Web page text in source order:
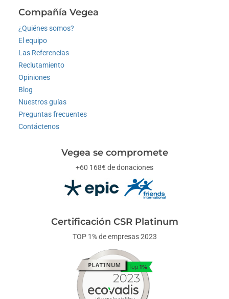
Compañía Vegea
¿Quiénes somos?
El equipo
Las Referencias
Reclutamiento
Opiniones
Blog
Nuestros guías
Preguntas frecuentes
Contáctenos
Vegea se compromete
+60 168€ de donaciones
Certificación CSR Platinum
TOP 1% de empresas 2023